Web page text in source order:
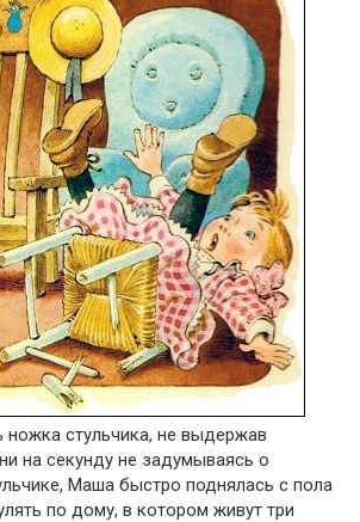
ножка стульчика, не выдержав
на секунду не задумываясь о
Маша быстро поднялась с пола
по дому, в котором живут три